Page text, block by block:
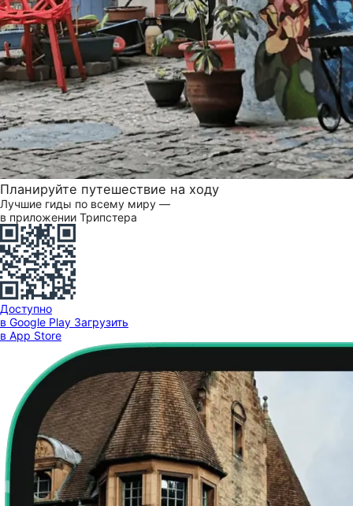
Планируйте путешествие на ходу
Лучшие гиды по всему миру —
в приложении Трипстера
Доступно
в Google Play Загрузить
в App Store